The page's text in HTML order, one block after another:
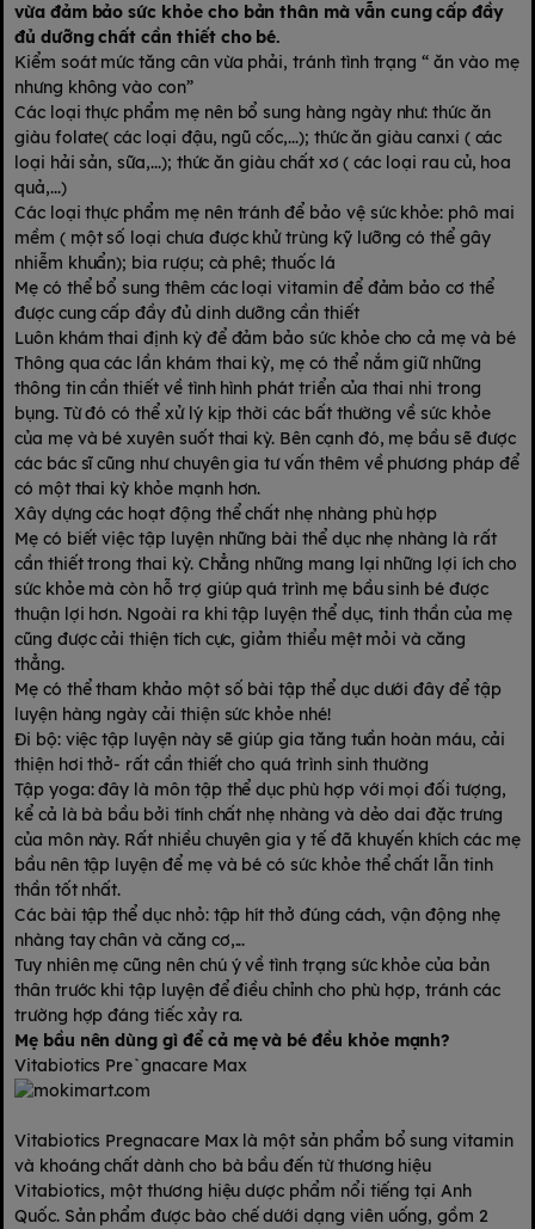
vừa đảm bảo sức khỏe cho bản thân mà vẫn cung cấp đầy
đủ dưỡng chất cần thiết cho bé.
Kiểm soát mức tăng cân vừa phải, tránh tình trạng “ ăn vào mẹ
nhưng không vào con”
Các loại thực phẩm mẹ nên bổ sung hàng ngày như: thức ăn
giàu folate( các loại đậu, ngũ cốc,...); thức ăn giàu canxi ( các
loại hải sản, sữa,...); thức ăn giàu chất xơ ( các loại rau củ, hoa
quả,...)
Các loại thực phẩm mẹ nên tránh để bảo vệ sức khỏe: phô mai
mềm ( một số loại chưa được khử trùng kỹ lưỡng có thể gây
nhiễm khuẩn); bia rượu; cà phê; thuốc lá
Mẹ có thể bổ sung thêm các loại vitamin để đảm bảo cơ thể
được cung cấp đầy đủ dinh dưỡng cần thiết
Luôn khám thai định kỳ để đảm bảo sức khỏe cho cả mẹ và bé
Thông qua các lần khám thai kỳ, mẹ có thể nắm giữ những
thông tin cần thiết về tình hình phát triển của thai nhi trong
bụng. Từ đó có thể xử lý kịp thời các bất thường về sức khỏe
của mẹ và bé xuyên suốt thai kỳ. Bên cạnh đó, mẹ bầu sẽ được
các bác sĩ cũng như chuyên gia tư vấn thêm về phương pháp để
có một thai kỳ khỏe mạnh hơn.
Xây dựng các hoạt động thể chất nhẹ nhàng phù hợp
Mẹ có biết việc tập luyện những bài thể dục nhẹ nhàng là rất
cần thiết trong thai kỳ. Chẳng những mang lại những lợi ích cho
sức khỏe mà còn hỗ trợ giúp quá trình mẹ bầu sinh bé được
thuận lợi hơn. Ngoài ra khi tập luyện thể dục, tinh thần của mẹ
cũng được cải thiện tích cực, giảm thiểu mệt mỏi và căng
thẳng.
Mẹ có thể tham khảo một số bài tập thể dục dưới đây để tập
luyện hàng ngày cải thiện sức khỏe nhé!
Đi bộ: việc tập luyện này sẽ giúp gia tăng tuần hoàn máu, cải
thiện hơi thở- rất cần thiết cho quá trình sinh thường
Tập yoga: đây là môn tập thể dục phù hợp với mọi đối tượng,
kể cả là bà bầu bởi tính chất nhẹ nhàng và dẻo dai đặc trưng
của môn này. Rất nhiều chuyên gia y tế đã khuyến khích các mẹ
bầu nên tập luyện để mẹ và bé có sức khỏe thể chất lẫn tinh
thần tốt nhất.
Các bài tập thể dục nhỏ: tập hít thở đúng cách, vận động nhẹ
nhàng tay chân và căng cơ,...
Tuy nhiên mẹ cũng nên chú ý về tình trạng sức khỏe của bản
thân trước khi tập luyện để điều chỉnh cho phù hợp, tránh các
trường hợp đáng tiếc xảy ra.
Mẹ bầu nên dùng gì để cả mẹ và bé đều khỏe mạnh?
Vitabiotics Pre`gnacare Max
Vitabiotics Pregnacare Max là một sản phẩm bổ sung vitamin
và khoáng chất dành cho bà bầu đến từ thương hiệu
Vitabiotics, một thương hiệu dược phẩm nổi tiếng tại Anh
Quốc. Sản phẩm được bào chế dưới dạng viên uống, gồm 2